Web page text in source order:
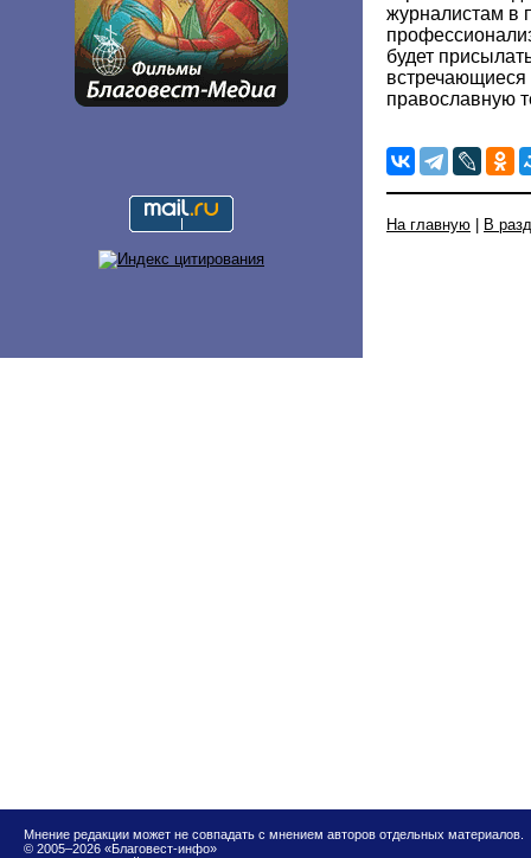
журналистам в
будет
православную
На главную | В
Мнение редакции может не совпадать с мнением авторов отдельных материалов.
© 2005–2026 «Благовест-инфо»